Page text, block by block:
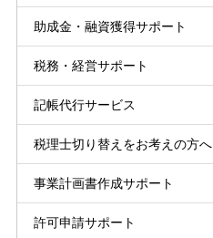
助成金・融資獲得サポート
税務・経営サポート
記帳代行サービス
税理士切り替えをお考えの方へ
事業計画書作成サポート
許可申請サポート